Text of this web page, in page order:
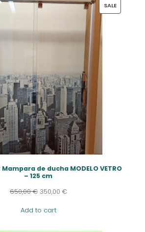
SALEPRODUCT
Mampara de ducha MODELO VETRO
– 125 cm
650,00€ 350,00 €
Add to cart